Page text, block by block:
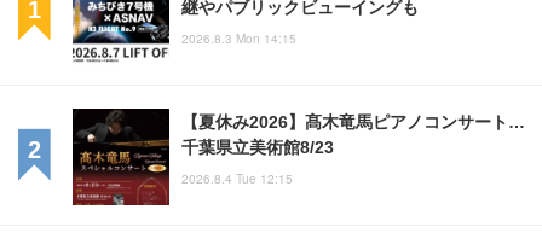
継やパブリックビューイングも
2026.8.3 Mon 14:15
【夏休み2026】髙木竜馬ピアノコンサート…
千葉県立美術館8/23
2026.8.4 Tue 12:15